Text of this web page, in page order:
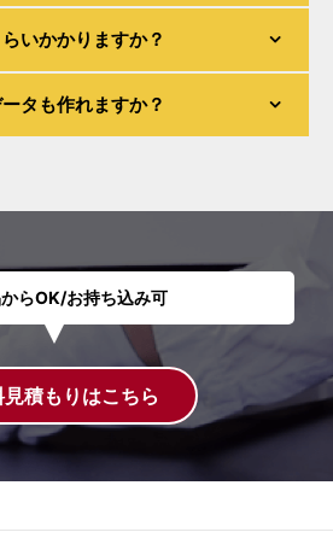
リントアウトも可能です。詳しくは
をご覧ください。
いかかりますか？
営業日ほどでスキャニングは完了
、作業開始日数までお時間をいただく場
期日数をご希望の場合はメールか電話
タも作れますか？
らOK/お持ち込み可
積もりはこちら